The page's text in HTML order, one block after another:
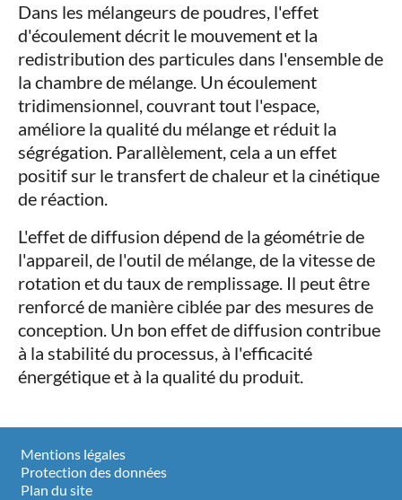
Dans les mélangeurs de poudres, l'effet
d'écoulement décrit le mouvement et la
redistribution des particules dans l'ensemble de
la chambre de mélange. Un écoulement
tridimensionnel, couvrant tout l'espace,
améliore la qualité du mélange et réduit la
ségrégation. Parallèlement, cela a un effet
positif sur le transfert de chaleur et la cinétique
de réaction.
L'effet de diffusion dépend de la géométrie de
l'appareil, de l'outil de mélange, de la vitesse de
rotation et du taux de remplissage. Il peut être
renforcé de manière ciblée par des mesures de
conception. Un bon effet de diffusion contribue
à la stabilité du processus, à l'efficacité
énergétique et à la qualité du produit.
Mentions légales
Protection des données
Plan du site